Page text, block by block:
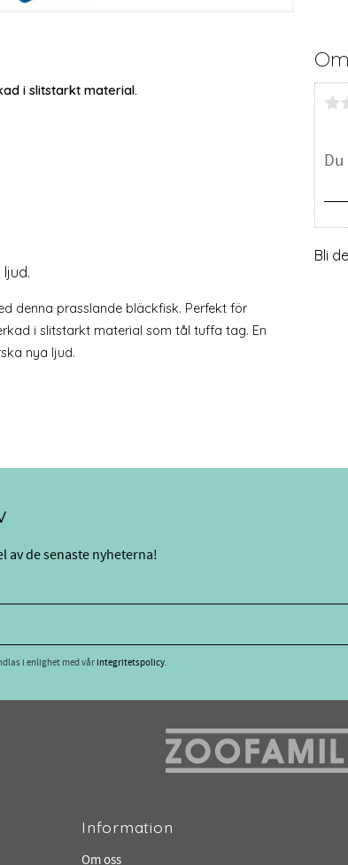
i slitstarkt material.
denna prasslande bläckfisk. Perfekt för
i slitstarkt material som tål tuffa tag. En
nya ljud.
Bli
av de senaste nyheterna!
i enlighet med vårintegritetspolicy.
Information
Om oss